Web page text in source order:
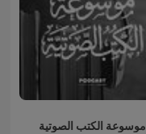
موسوعة الكتب الصوتية